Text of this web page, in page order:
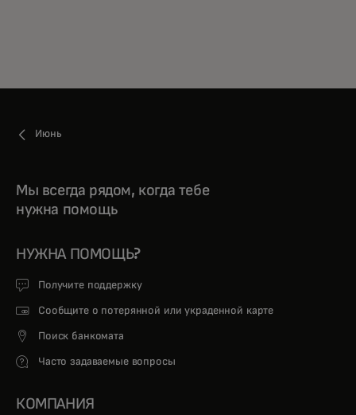
Июнь
Мы всегда рядом, когда тебе
нужна помощь
НУЖНА ПОМОЩЬ?
Получите поддержку
Сообщите о потерянной или украденной карте
Поиск банкомата
Часто задаваемые вопросы
КОМПАНИЯ